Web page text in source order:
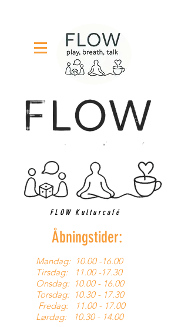
FLOW Kulturcafé
Åbningstider:
Mandag: 10.00 -16.00
Tirsdag:
11.00 -17.30
Onsdag: 10.00 - 16.00
Torsdag: 10.30 - 17.30
Fredag:
11.00 - 17.00
Lørdag:
10.30 - 14.00